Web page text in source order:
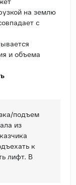
на землю
с
и объема
подъем
из
к
лифт. В